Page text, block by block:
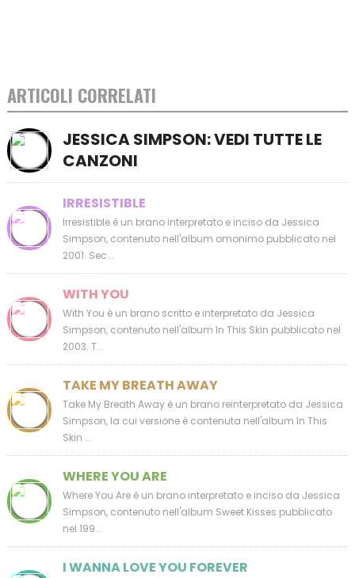
ARTICOLI CORRELATI
JESSICA SIMPSON: VEDI TUTTE LE
CANZONI
IRRESISTIBLE
Irresistible è un brano interpretato e inciso da Jessica
Simpson, contenuto nell'album omonimo pubblicato nel
2001. Sec...
WITH YOU
With You è un brano scritto e interpretato da Jessica
Simpson, contenuto nell'album In This Skin pubblicato nel
2003. T...
TAKE MY BREATH AWAY
Take My Breath Away è un brano reinterpretato da Jessica
Simpson, la cui versione è contenuta nell'album In This
Skin ...
WHERE YOU ARE
Where You Are è un brano interpretato e inciso da Jessica
Simpson, contenuto nell'album Sweet Kisses pubblicato
nel 199...
I WANNA LOVE YOU FOREVER